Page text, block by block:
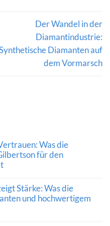
Der Wandel in der
Diamantindustrie:
Diamanten auf
dem Vormarsch
Was die
für den
Stärke: Was die
und hochwertigem